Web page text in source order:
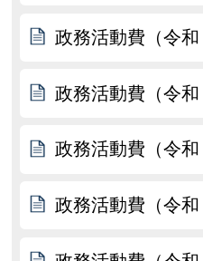
政務活動費（令
政務活動費（令
政務活動費（令
政務活動費（令